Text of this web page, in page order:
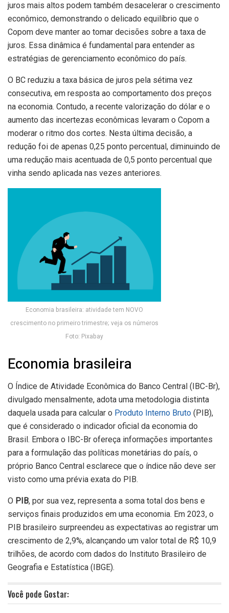
juros mais altos podem também desacelerar o crescimento
econômico, demonstrando o delicado equilíbrio que o
Copom deve manter ao tomar decisões sobre a taxa de
juros. Essa dinâmica é fundamental para entender as
estratégias de gerenciamento econômico do país.
O BC reduziu a taxa básica de juros pela sétima vez
consecutiva, em resposta ao comportamento dos preços
na economia. Contudo, a recente valorização do dólar e o
aumento das incertezas econômicas levaram o Copom a
moderar o ritmo dos cortes. Nesta última decisão, a
redução foi de apenas 0,25 ponto percentual, diminuindo de
uma redução mais acentuada de 0,5 ponto percentual que
vinha sendo aplicada nas vezes anteriores.
Economia brasileira: atividade tem NOVO
crescimento no primeiro trimestre; veja os números
Foto: Pixabay
Economia brasileira
O Índice de Atividade Econômica do Banco Central (IBC-Br),
divulgado mensalmente, adota uma metodologia distinta
daquela usada para calcular o Produto Interno Bruto (PIB),
que é considerado o indicador oficial da economia do
Brasil. Embora o IBC-Br ofereça informações importantes
para a formulação das políticas monetárias do país, o
próprio Banco Central esclarece que o índice não deve ser
visto como uma prévia exata do PIB.
O PIB, por sua vez, representa a soma total dos bens e
serviços finais produzidos em uma economia. Em 2023, o
PIB brasileiro surpreendeu as expectativas ao registrar um
crescimento de 2,9%, alcançando um valor total de R$ 10,9
trilhões, de acordo com dados do Instituto Brasileiro de
Geografia e Estatística (IBGE).
Você pode Gostar: